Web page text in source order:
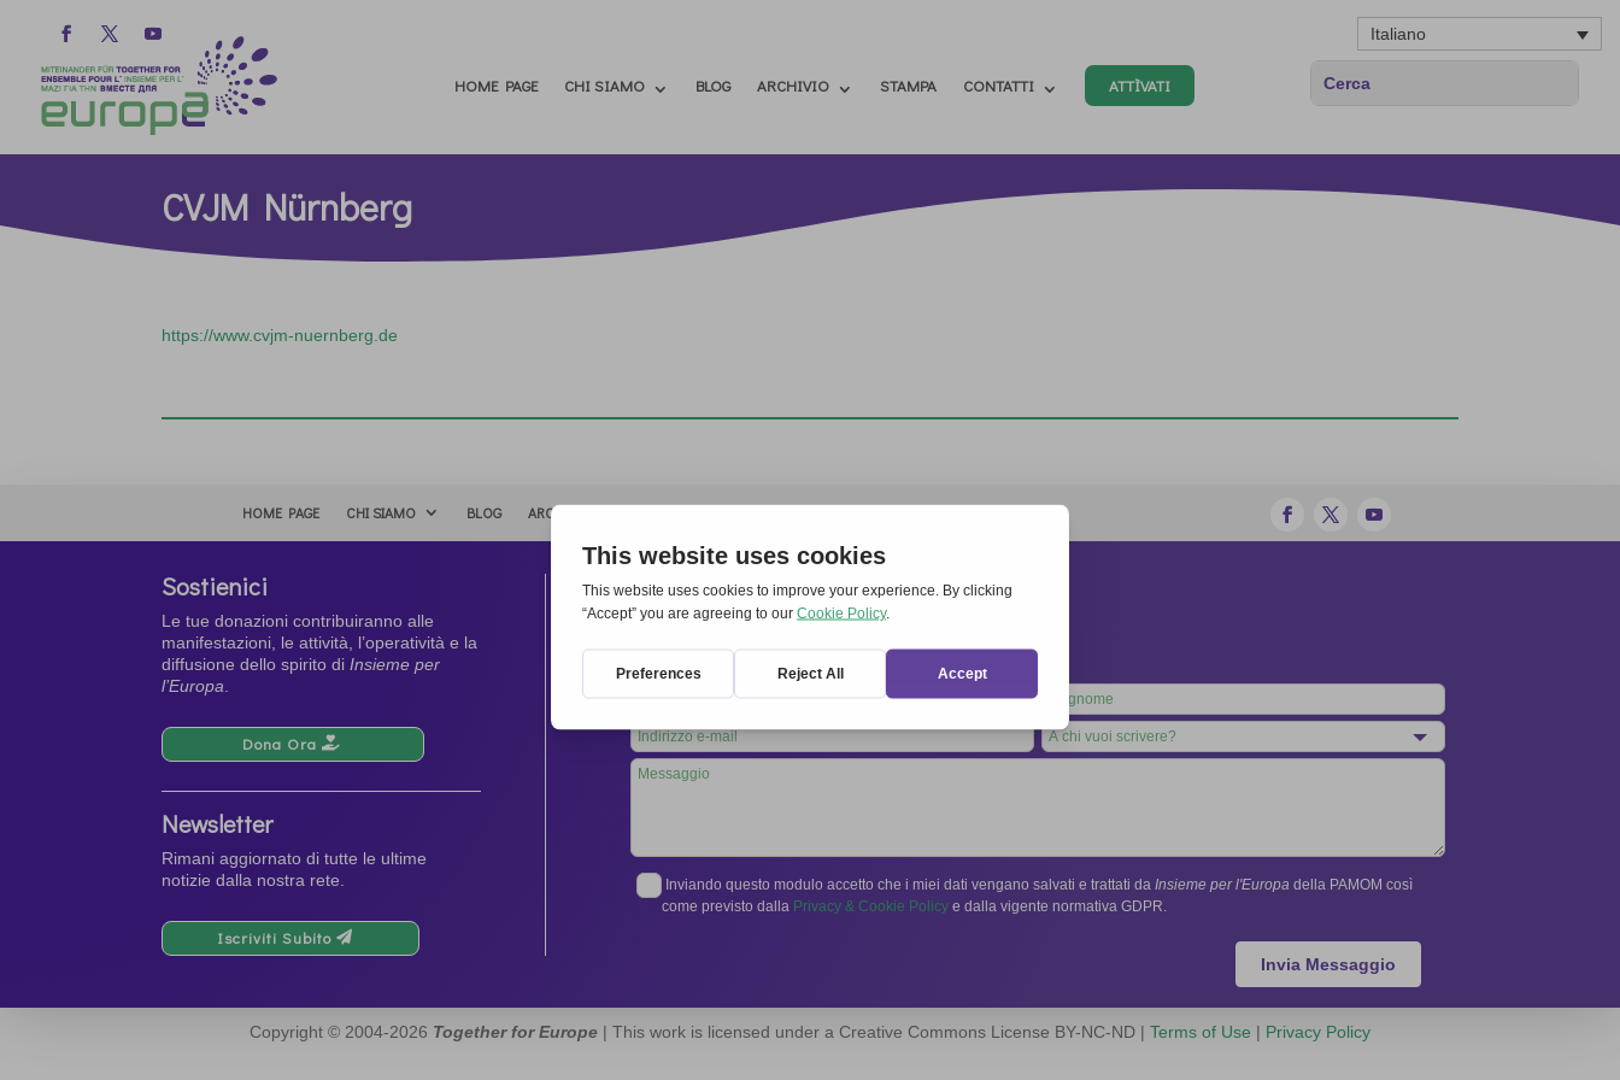
Italiano
HOME PAGE CHI SIAMO BLOG ARCHIVIO STAMPA CONTATTI ATTÌVATI
CVJM Nürnberg
https://www.cvjm-nuernberg.de
HOME PAGE CHI SIAMO BLOG ARCHIVIO
Sostienici
Le tue donazioni contribuiranno alle
manifestazioni, le attività, l’operatività e la
diffusione dello spirito diInsieme per
l’Europa
Dona Ora
Newsletter
Rimani aggiornato di tutte le ultime
notizie dalla nostra rete.
Iscriviti Subito
Contatti
Segreteria Internazionale:
06 94798302
field
blank
Inviando questo modulo accetto che i miei dati vengano salvati e trattati daInsieme per l'Europa della PAMOM così
come previsto dalla Privacy & Cookie Policye dalla vigente normativa GDPR.
Invia Messaggio
Copyright © 2004-2026 Together for Europe | This work is licensed under a Creative Commons License BY-NC-ND | Terms of Use | Privacy Policy